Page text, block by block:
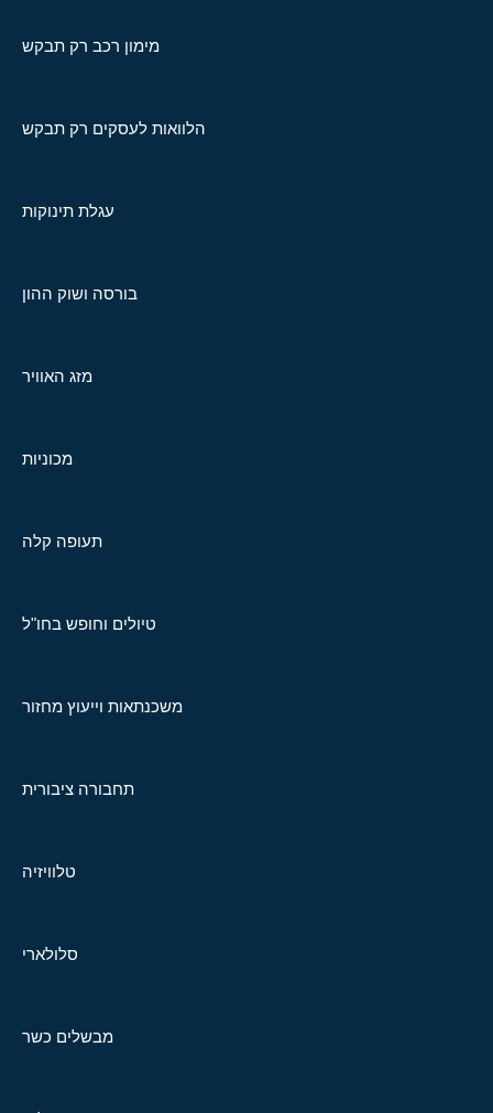
מימון רכב רק תבקש
הלוואות לעסקים רק תבקש
עגלת תינוקות
בורסה ושוק ההון
מזג האוויר
מכוניות
תעופה קלה
טיולים וחופש בחו"ל
משכנתאות וייעוץ מחזור
תחבורה ציבורית
טלוויזיה
סלולארי
מבשלים כשר